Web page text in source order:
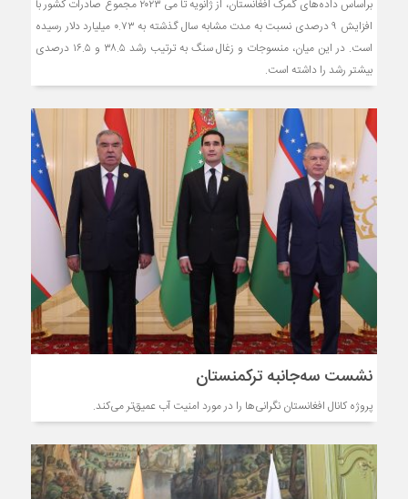
براساس داده‌های گمرک افغانستان، از ژانویه تا می ۲۰۲۳ مجموع صادرات کشور با
افزایش ۹ درصدی نسبت به مدت مشابه سال گذشته به ۰.۷۳ میلیارد دلار رسیده
است. در این میان، منسوجات و زغال سنگ به ترتیب رشد ۳۸.۵ و ۱۶.۵ درصدی
بیشتر رشد را داشته است.
نشست سه‌جانبه ترکمنستان
پروژه کانال افغانستان نگرانی‌ها را در مورد امنیت آب عمیق‌تر‌ می‌کند.